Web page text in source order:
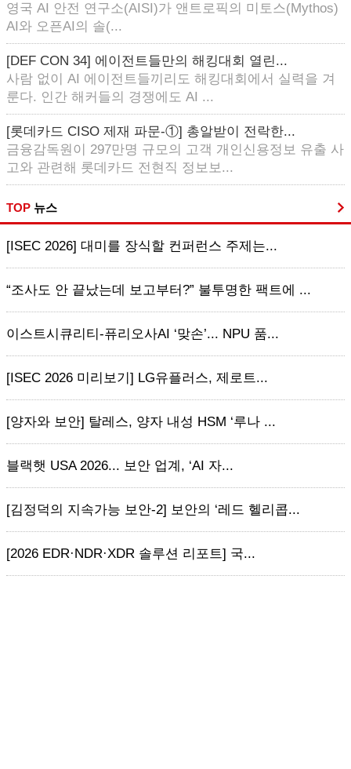
영국 AI 안전 연구소(AISI)가 앤트로픽의 미토스(Mythos)
AI와 오픈AI의 솔(...
[DEF CON 34] 에이전트들만의 해킹대회 열린...
사람 없이 AI 에이전트들끼리도 해킹대회에서 실력을 겨
룬다. 인간 해커들의 경쟁에도 AI ...
[롯데카드 CISO 제재 파문-①] 총알받이 전락한...
금융감독원이 297만명 규모의 고객 개인신용정보 유출 사
고와 관련해 롯데카드 전현직 정보보...
TOP 뉴스
[ISEC 2026] 대미를 장식할 컨퍼런스 주제는...
“조사도 안 끝났는데 보고부터?” 불투명한 팩트에 ...
이스트시큐리티-퓨리오사AI ‘맞손’... NPU 품...
[ISEC 2026 미리보기] LG유플러스, 제로트...
[양자와 보안] 탈레스, 양자 내성 HSM ‘루나 ...
블랙햇 USA 2026... 보안 업계, ‘AI 자...
[김정덕의 지속가능 보안-2] 보안의 ‘레드 헬리콥...
[2026 EDR·NDR·XDR 솔루션 리포트] 국...